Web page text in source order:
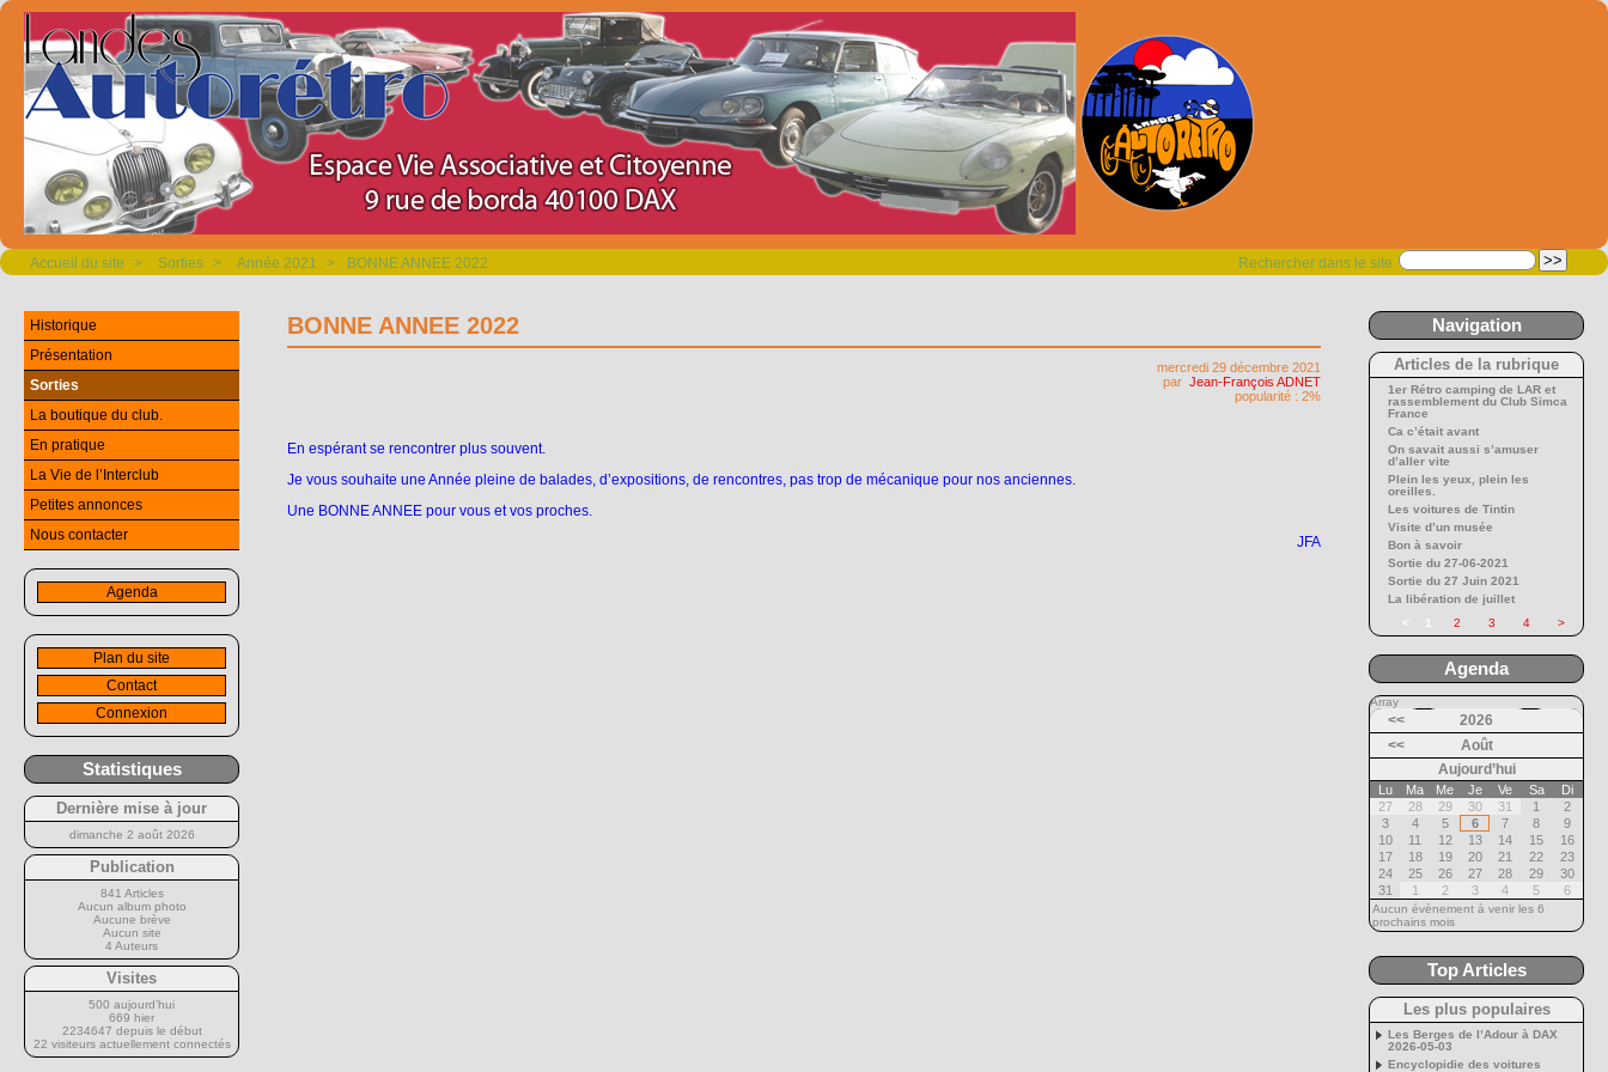
Rechercher dans le site
Accueil du site > Sorties > Année 2021 > BONNE ANNEE 2022
BONNE ANNEE 2022
mercredi 29 décembre 2021
par Jean-François ADNET
popularité : 2%
En espérant se rencontrer plus souvent.
Je vous souhaite une Année pleine de balades, d’expositions, de rencontres, pas trop de mécanique pour nos anciennes.
Une BONNE ANNEE pour vous et vos proches.
JFA
Historique
Présentation
Sorties
La boutique du club.
En pratique
La Vie de l’Interclub
Petites annonces
Nous contacter
Agenda
Plan du site
Contact
Connexion
Statistiques
Dernière mise à jour
dimanche 2 août 2026
Publication
841 Articles
Aucun album photo
Aucune brève
Aucun site
4 Auteurs
Visites
500 aujourd’hui
669 hier
2234647 depuis le début
22 visiteurs actuellement connectés
Navigation
Articles de la rubrique
1er Rétro camping de LAR et
rassemblement du Club Simca
France
Ca c’était avant
On savait aussi s’amuser
d’aller vite
Plein les yeux, plein les
oreilles.
Les voitures de Tintin
Visite d’un musée
Bon à savoir
Sortie du 27-06-2021
Sortie du 27 Juin 2021
La libération de juillet
<
1 2 3 4 >
Agenda
Array
<<
2026
<<
Août
Aujourd’hui
Lu Ma Me Je Ve Sa
Di
27
28 29 30 31 1
2
3
4 5 6 7 8
9
10
11 12 13 14 15
16
17
18 19 20 21 22
23
24
25 26 27 28 29
30
31
1 2 3 4 5 6
Aucun évènement à venir les 6
prochains mois
Top Articles
Les plus populaires
Les Berges de l’Adour à DAX
2026-05-03
Encyclopidie des voitures